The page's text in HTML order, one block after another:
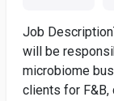
Job
will be
microbiome
clients for